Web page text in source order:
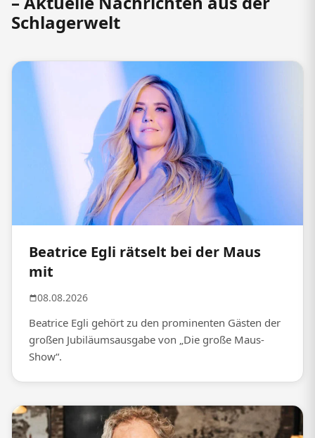
Schlagerwelt
Beatrice Egli rätselt bei der Maus
mit
08.08.2026
Beatrice Egli gehört zu den prominenten Gästen der
großen Jubiläumsausgabe von „Die große Maus-
Show“.